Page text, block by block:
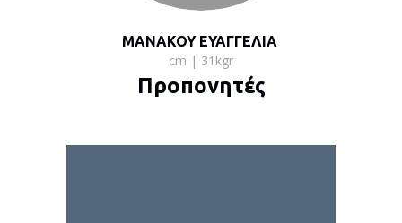
ΜΑΝΑΚΟΥ ΕΥΑΓΓΕΛΙΑ
cm | 31kgr
Προπονητές